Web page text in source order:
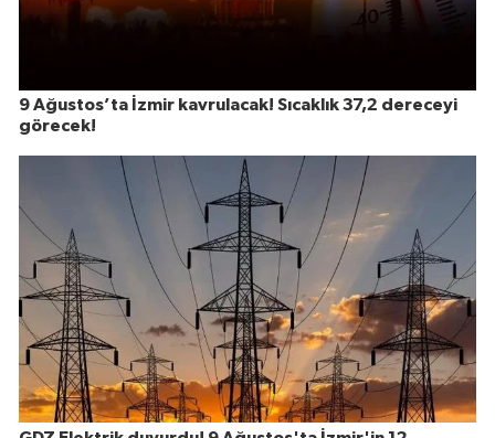
9 Ağustos’ta İzmir kavrulacak! Sıcaklık 37,2 dereceyi
görecek!